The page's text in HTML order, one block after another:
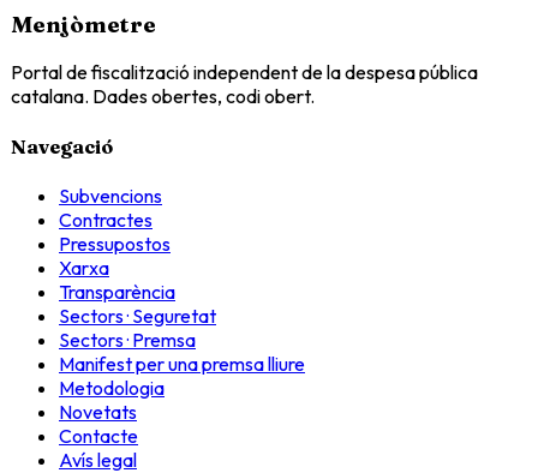
Menjòmetre
Portal de fiscalització independent de la despesa pública
catalana. Dades obertes, codi obert.
Navegació
Subvencions
Contractes
Pressupostos
Xarxa
Transparència
Sectors · Seguretat
Sectors · Premsa
Manifest per una premsa lliure
Metodologia
Novetats
Contacte
Avís legal